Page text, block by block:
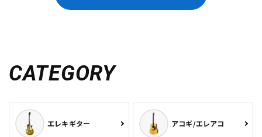
CATEGORY
エレキギター アコギ/エレアコ